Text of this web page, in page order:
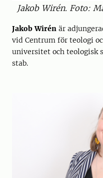
Jakob Wirén. Foto:
Jakob Wirén är
vid Centrum för teologi
universitet och teologisk
stab.